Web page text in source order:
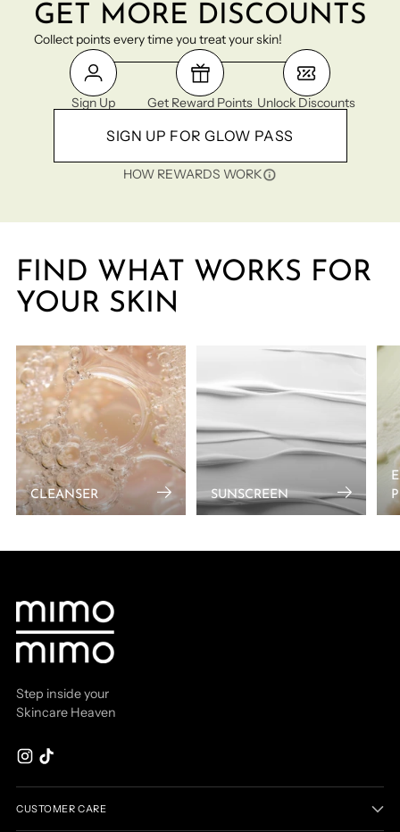
GET MORE DISCOUNTS
Collect points every time you treat your skin!
Sign Up Get Reward Points Unlock Discounts
SIGN UP FOR GLOW PASS
HOW REWARDS WORK
FIND WHAT WORKS FOR
YOUR SKIN
CLEANSER SUNSCREEN
Step inside your
Skincare Heaven
CUSTOMER CARE